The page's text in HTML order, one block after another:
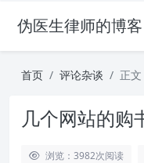
伪医生律师的博客
首页 评论杂谈 正文
几个网站的购
浏览：3982次阅读